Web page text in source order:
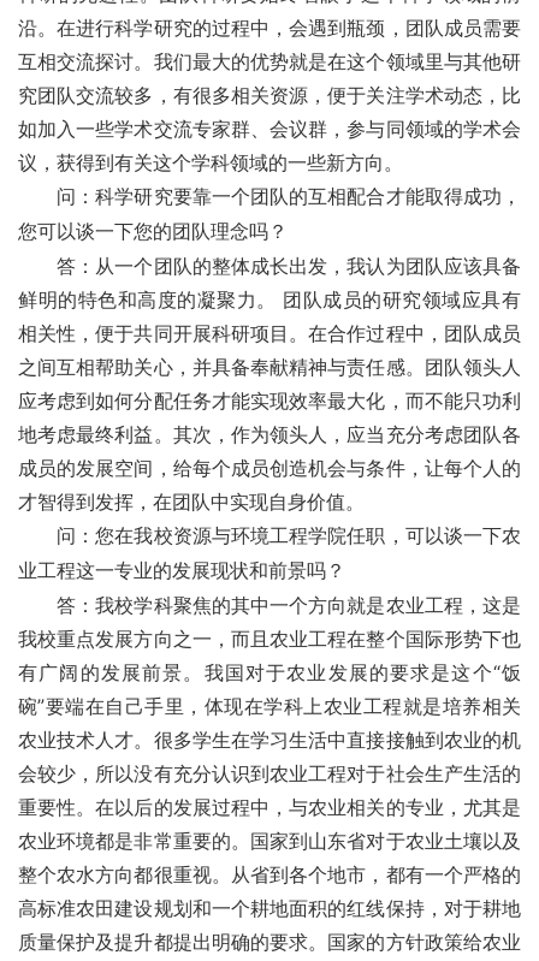
沿。在进行科学研究的过程中，会遇到瓶颈，团队成员需要
互相交流探讨。我们最大的优势就是在这个领域里与其他研
究团队交流较多，有很多相关资源，便于关注学术动态，比
如加入一些学术交流专家群、会议群，参与同领域的学术会
议，获得到有关这个学科领域的一些新方向。
问：科学研究要靠一个团队的互相配合才能取得成功，
您可以谈一下您的团队理念吗？
答：从一个团队的整体成长出发，我认为团队应该具备
鲜明的特色和高度的凝聚力。 团队成员的研究领域应具有
相关性，便于共同开展科研项目。在合作过程中，团队成员
之间互相帮助关心，并具备奉献精神与责任感。团队领头人
应考虑到如何分配任务才能实现效率最大化，而不能只功利
地考虑最终利益。其次，作为领头人，应当充分考虑团队各
成员的发展空间，给每个成员创造机会与条件，让每个人的
才智得到发挥，在团队中实现自身价值。
问：您在我校资源与环境工程学院任职，可以谈一下农
业工程这一专业的发展现状和前景吗？
答：我校学科聚焦的其中一个方向就是农业工程，这是
我校重点发展方向之一，而且农业工程在整个国际形势下也
有广阔的发展前景。我国对于农业发展的要求是这个“饭
碗”要端在自己手里，体现在学科上农业工程就是培养相关
农业技术人才。很多学生在学习生活中直接接触到农业的机
会较少，所以没有充分认识到农业工程对于社会生产生活的
重要性。在以后的发展过程中，与农业相关的专业，尤其是
农业环境都是非常重要的。国家到山东省对于农业土壤以及
整个农水方向都很重视。从省到各个地市，都有一个严格的
高标准农田建设规划和一个耕地面积的红线保持，对于耕地
质量保护及提升都提出明确的要求。国家的方针政策给农业